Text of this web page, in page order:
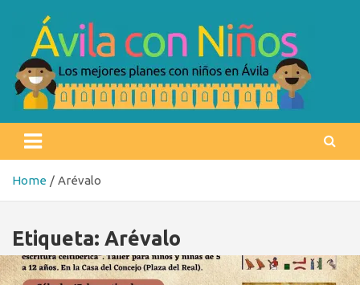
content
Ávila con niños
Home Arévalo
Etiqueta: Arévalo